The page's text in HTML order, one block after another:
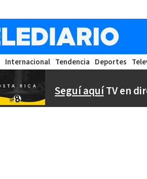
Internacional Tendencia Deportes
Seguí aquíTV en